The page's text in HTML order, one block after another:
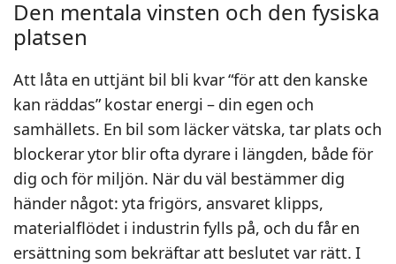
Den mentala vinsten och den fysiska
platsen
Att låta en uttjänt bil bli kvar “för att den kanske
kan räddas” kostar energi – din egen och
samhällets. En bil som läcker vätska, tar plats och
blockerar ytor blir ofta dyrare i längden, både för
dig och för miljön. När du väl bestämmer dig
händer något: yta frigörs, ansvaret klipps,
materialflödet i industrin fylls på, och du får en
ersättning som bekräftar att beslutet var rätt. I